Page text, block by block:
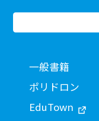
一般書籍
ポリドロン
EduTown